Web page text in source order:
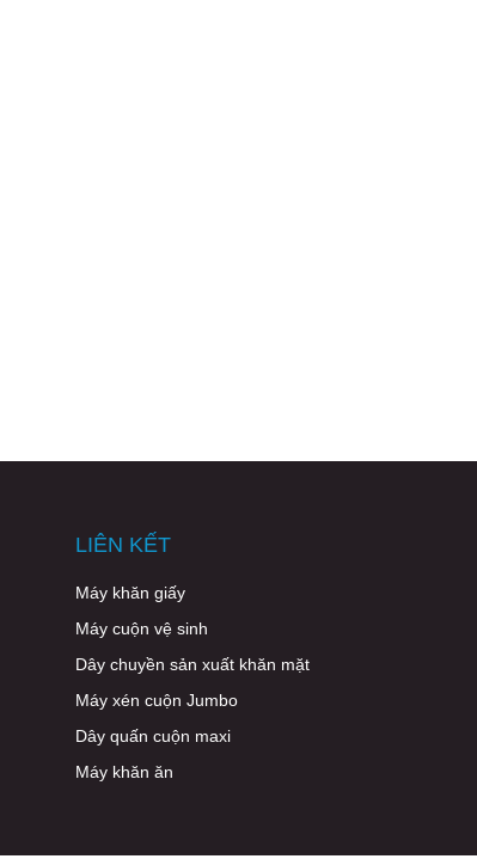
LIÊN KẾT
Máy khăn giấy
Máy cuộn vệ sinh
Dây chuyền sản xuất khăn mặt
Máy xén cuộn Jumbo
Dây quấn cuộn maxi
Máy khăn ăn